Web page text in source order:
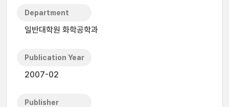
Department
일반대학원 화학공학과
Publication Year
2007-02
Publisher